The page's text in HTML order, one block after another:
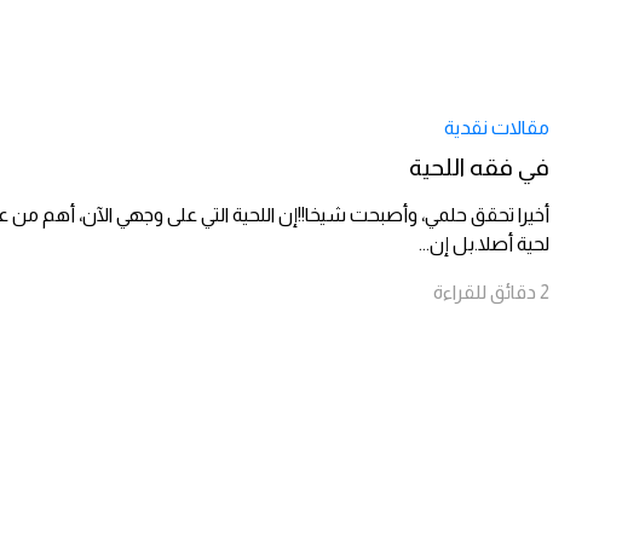
مقالات نقدية
في فقه اللحية
أخيرا تحقق حلمي، وأصبحت شيخا!!إن اللحية التي على وجهي الآن، أهم
لحية أصلا.بل إن...
2 دقائق للقراءة